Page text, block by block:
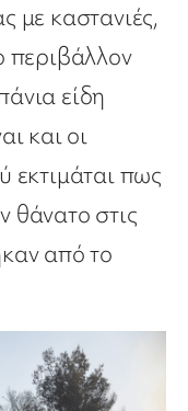
με καστανιές,
περιβάλλον
είδη
και οι
εκτιμάται πως
θάνατο στις
από το